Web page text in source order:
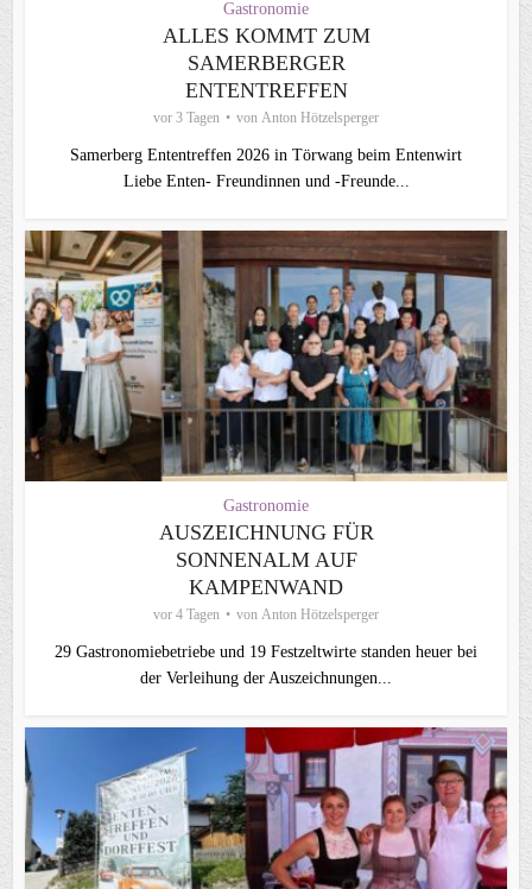
Gastronomie
ALLES KOMMT ZUM
SAMERBERGER
ENTENTREFFEN
vor 3 Tagen von Anton Hötzelsperger
Samerberg Ententreffen 2026 in Törwang beim Entenwirt
Liebe Enten- Freundinnen und -Freunde...
Gastronomie
AUSZEICHNUNG FÜR
SONNENALM AUF
KAMPENWAND
vor 4 Tagen von Anton Hötzelsperger
29 Gastronomiebetriebe und 19 Festzeltwirte standen heuer bei
der Verleihung der Auszeichnungen...